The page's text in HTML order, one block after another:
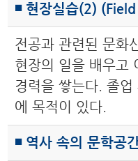
◾ 현장실습(2)
전공과 관련된 문화
현장의 일을 배우고
경력을 쌓는다. 졸
에 목적이 있다.
◾ 역사 속의 문학